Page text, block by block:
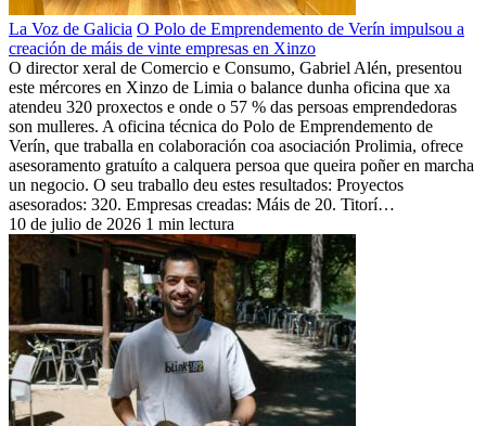
La Voz de Galicia O Polo de Emprendemento de Verín impulsou a
creación de máis de vinte empresas en Xinzo
O director xeral de Comercio e Consumo, Gabriel Alén, presentou
este mércores en Xinzo de Limia o balance dunha oficina que xa
atendeu 320 proxectos e onde o 57 % das persoas emprendedoras
son mulleres. A oficina técnica do Polo de Emprendemento de
Verín, que traballa en colaboración coa asociación Prolimia, ofrece
asesoramento gratuíto a calquera persoa que queira poñer en marcha
un negocio. O seu traballo deu estes resultados: Proyectos
asesorados: 320. Empresas creadas: Máis de 20. Titorí…
10 de julio de 2026 1 min lectura